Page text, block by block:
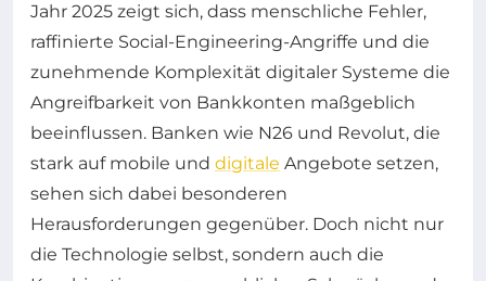
Jahr 2025 zeigt sich, dass menschliche Fehler,
raffinierte Social-Engineering-Angriffe und die
zunehmende Komplexität digitaler Systeme die
Angreifbarkeit von Bankkonten maßgeblich
beeinflussen. Banken wie N26 und Revolut, die
stark auf mobile und digitale Angebote setzen,
sehen sich dabei besonderen
Herausforderungen gegenüber. Doch nicht nur
die Technologie selbst, sondern auch die